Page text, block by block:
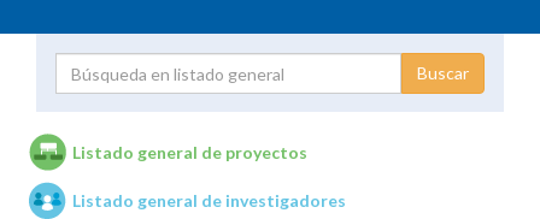
Unidades de investigación
Listado general de proyectos
Listado general de investigadores